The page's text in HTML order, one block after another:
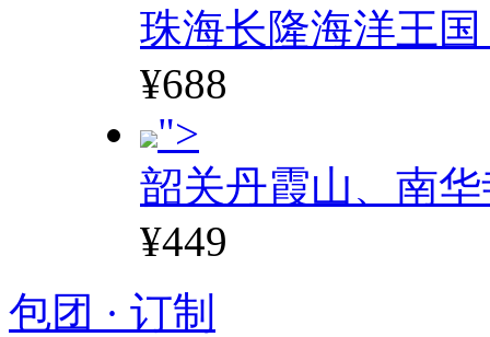
珠海长隆海洋王
¥688
">
韶关丹霞山、南
¥449
包团 · 订制